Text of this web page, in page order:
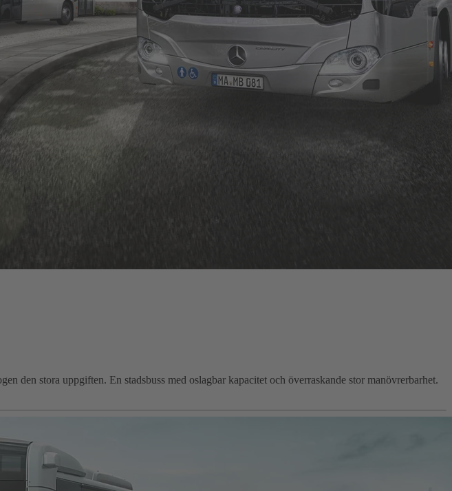
den stora uppgiften. En stadsbuss med oslagbar kapacitet och överraskande stor manövrerbarhet.